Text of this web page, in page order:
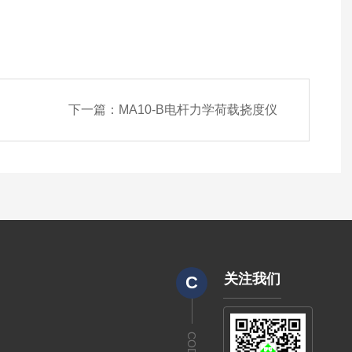
下一篇： MA10-B电杆力学荷载挠度仪
C 关注我们